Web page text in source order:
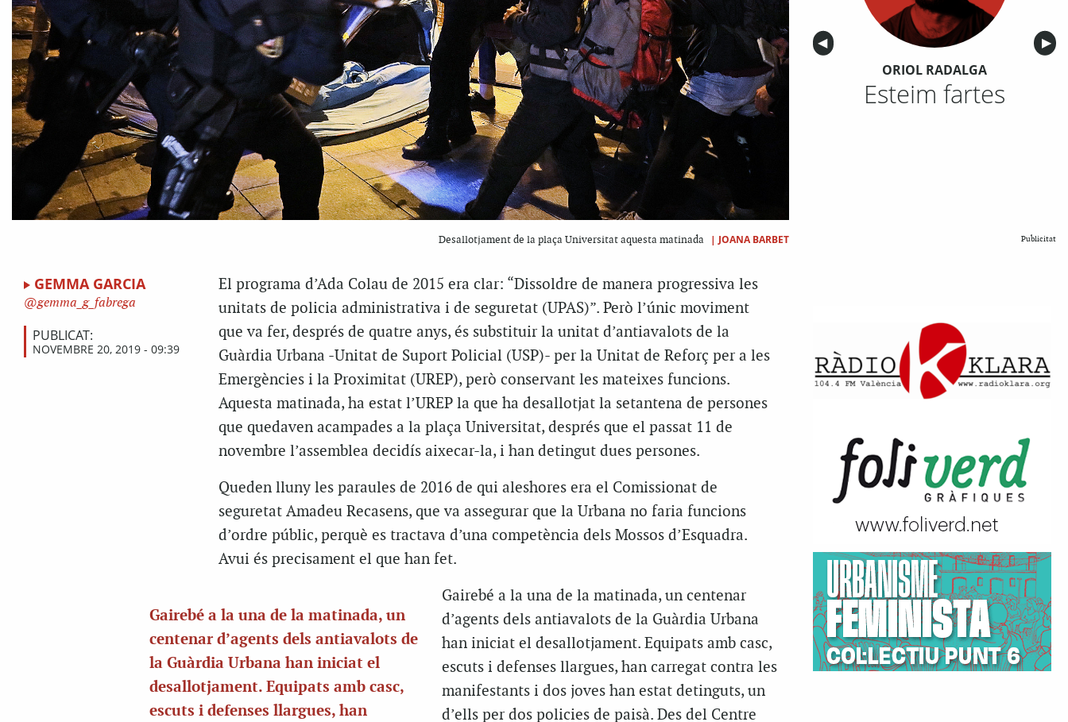
Desallotjament de la plaça Universitat aquesta matinada | JOANA BARBET
GEMMA GARCIA
gemma_g_fabrega
PUBLICAT:
NOVEMBRE 20, 2019 - 09:39
El programa d’Ada Colau de 2015 era clar: “Dissoldre de manera progressiva les
unitats de policia administrativa i de seguretat (UPAS)”. Però l’únic moviment
que va fer, després de quatre anys, és substituir la unitat d’antiavalots de la
Guàrdia Urbana -Unitat de Suport Policial (USP)- per la Unitat de Reforç per a les
Emergències i la Proximitat (UREP), però conservant les mateixes funcions.
Aquesta matinada, ha estat l’UREP la que ha desallotjat la setantena de persones
que quedaven acampades a la plaça Universitat, després que el passat 11 de
novembre l’assemblea decidís aixecar-la, i han detingut dues persones.
Queden lluny les paraules de 2016 de qui aleshores era el Comissionat de
seguretat Amadeu Recasens, que va assegurar que la Urbana no faria funcions
d’ordre públic, perquè es tractava d’una competència dels Mossos d’Esquadra.
Avui és precisament el que han fet.
Gairebé a la una de la matinada, un
centenar d’agents dels antiavalots de
la Guàrdia Urbana han iniciat el
desallotjament. Equipats amb casc,
escuts i defenses llargues, han
Gairebé a la una de la matinada, un centenar
d’agents dels antiavalots de la Guàrdia Urbana
han iniciat el desallotjament. Equipats amb casc,
escuts i defenses llargues, han carregat contra les
manifestants i dos joves han estat detinguts, un
d’ells per dos policies de paisà. Des del Centre
Anterior
◀︎ ▶︎
ORIOL RADALGA
Esteim fartes
Publicitat